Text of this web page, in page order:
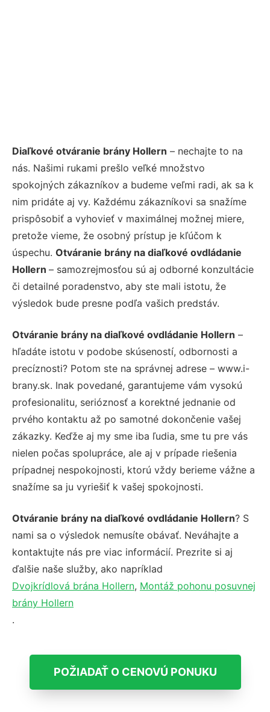
Diaľkové otváranie brány Hollern – nechajte to na
nás. Našimi rukami prešlo veľké množstvo
spokojných zákazníkov a budeme veľmi radi, ak sa k
nim pridáte aj vy. Každému zákazníkovi sa snažíme
prispôsobiť a vyhovieť v maximálnej možnej miere,
pretože vieme, že osobný prístup je kľúčom k
úspechu. Otváranie brány na diaľkové ovdládanie
Hollern – samozrejmosťou sú aj odborné konzultácie
či detailné poradenstvo, aby ste mali istotu, že
výsledok bude presne podľa vašich predstáv.
Otváranie brány na diaľkové ovdládanie Hollern –
hľadáte istotu v podobe skúseností, odbornosti a
precíznosti? Potom ste na správnej adrese – www.i-
brany.sk. Inak povedané, garantujeme vám vysokú
profesionalitu, serióznosť a korektné jednanie od
prvého kontaktu až po samotné dokončenie vašej
zákazky. Keďže aj my sme iba ľudia, sme tu pre vás
nielen počas spolupráce, ale aj v prípade riešenia
prípadnej nespokojnosti, ktorú vždy berieme vážne a
snažíme sa ju vyriešiť k vašej spokojnosti.
Otváranie brány na diaľkové ovdládanie Hollern? S
nami sa o výsledok nemusíte obávať. Neváhajte a
kontaktujte nás pre viac informácií. Prezrite si aj
ďalšie naše služby, ako napríklad
Dvojkrídlová brána Hollern, Montáž pohonu posuvnej
brány Hollern
.
POŽIADAŤ O CENOVÚ PONUKU